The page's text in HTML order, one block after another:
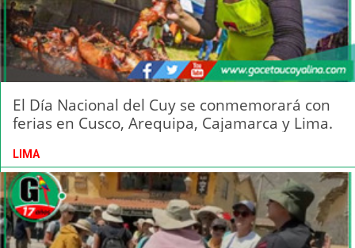
El Día Nacional del Cuy se conmemorará con
ferias en Cusco, Arequipa, Cajamarca y Lima.
LIMA